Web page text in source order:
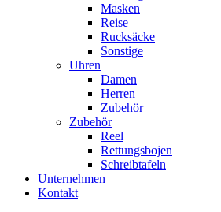
Masken
Reise
Rucksäcke
Sonstige
Uhren
Damen
Herren
Zubehör
Zubehör
Reel
Rettungsbojen
Schreibtafeln
Unternehmen
Kontakt